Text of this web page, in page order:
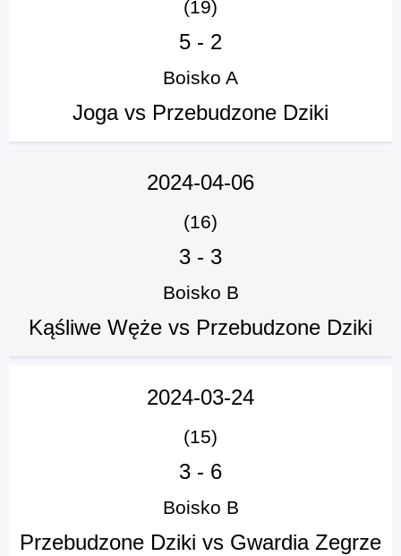
(19)
5 - 2
Boisko A
Joga vs Przebudzone Dziki
2024-04-06
(16)
3 - 3
Boisko B
Kąśliwe Węże vs Przebudzone Dziki
2024-03-24
(15)
3 - 6
Boisko B
Przebudzone Dziki vs Gwardia Zegrze